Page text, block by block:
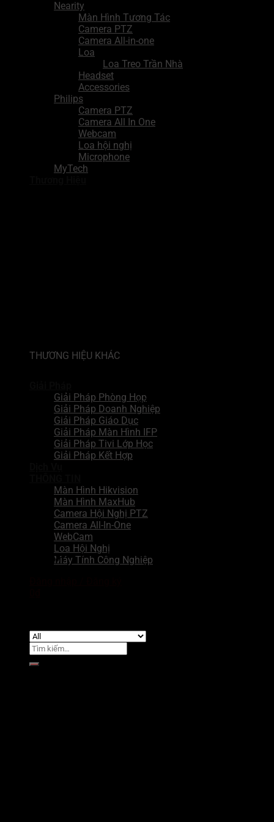
Nearity
Màn Hình Tương Tác
Camera PTZ
Camera All-in-one
Loa
Loa Treo Trần Nhà
Headset
Accessories
Philips
Camera PTZ
Camera All In One
Webcam
Loa hội nghị
Microphone
MyTech
THƯƠNG HIỆU KHÁC
Giải Pháp Phòng Họp
Giải Pháp Doanh Nghiệp
Giải Pháp Giáo Dục
Giải Pháp Màn Hình IFP
Giải Pháp Tivi Lớp Học
Giải Pháp Kết Hợp
Màn Hình Hikvision
Màn Hình MaxHub
Camera Hội Nghị PTZ
Camera All-In-One
WebCam
Loa Hội Nghị
Máy Tính Công Nghiệp
Tìm
kiếm:
bị
Huddle Room